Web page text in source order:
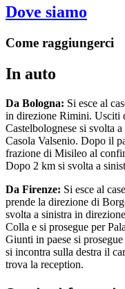
Dove siamo
Come raggiungerci
In auto
Da Bologna: Si esce al
in direzione Rimini. Usciti
Castelbolognese si svolta
Casola Valsenio. Dopo il
frazione di Misileo al
Dopo 2 km si svolta a
Da Firenze: Si esce al
prende la direzione di
svolta a sinistra in
Colla e si prosegue per
Giunti in paese si
si incontra sulla destra il
trova la reception.